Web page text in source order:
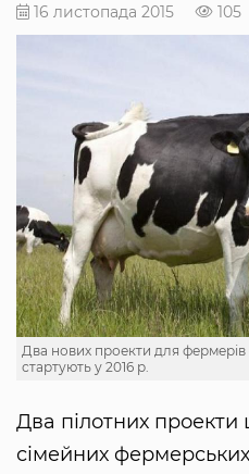
16 листопада 2015 105
Два нових проекти для фермерів
стартують у 2016 р.
Два пілотних
сімейних